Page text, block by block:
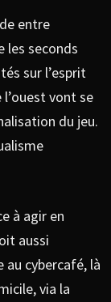
entre
les seconds
sur l’esprit
vont se
du jeu.
à agir en
aussi
au cybercafé, là
via la